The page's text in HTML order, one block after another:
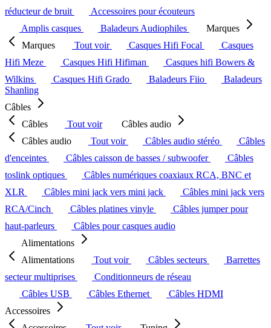
réducteur de bruit
Accessoires pour écouteurs
Amplis casques
Baladeurs Audiophiles
Marques
Marques
Tout voir Casques Hifi Focal
Casques
Hifi Meze
Casques Hifi Hifiman
Casques hifi Bowers &
Wilkins
Casques Hifi Grado Baladeurs Fiio
Baladeurs
Shanling
Câbles
Câbles
Tout voir
Câbles audio
Câbles audio
Tout voir Câbles audio stéréo
Câbles
d'enceintes
Câbles caisson de basses / subwoofer
Câbles
toslink optiques
Câbles numériques coaxiaux RCA, BNC et
XLR
Câbles mini jack vers mini jack
Câbles mini jack vers
RCA/Cinch
Câbles platines vinyle
Câbles jumper pour
haut-parleurs
Câbles pour casques audio
Alimentations
Alimentations
Tout voir Câbles secteurs
Barrettes
secteur multiprises
Conditionneurs de réseau
Câbles USB
Câbles Ethernet
Câbles HDMI
Accessoires